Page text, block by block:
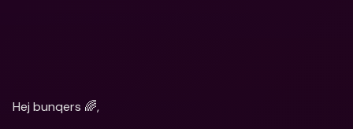
Hej bunqers 🌈,